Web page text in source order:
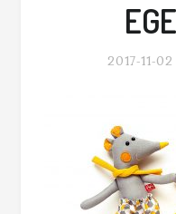
2017-11-02